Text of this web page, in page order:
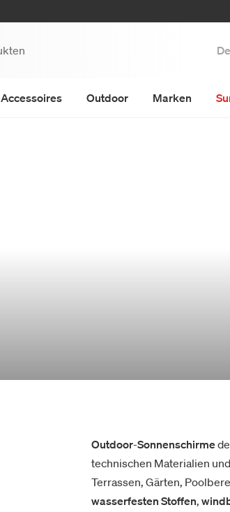
Accessoires Outdoor Marken
Outdoor-Sonnenschirme
technischen Materialien
Terrassen, Gärten,
wasserfesten Stoffen,